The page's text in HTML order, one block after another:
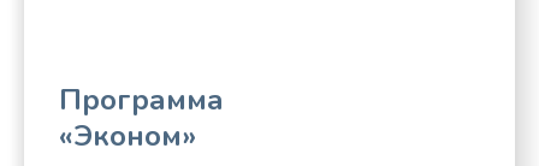
Программа
«Эконом»